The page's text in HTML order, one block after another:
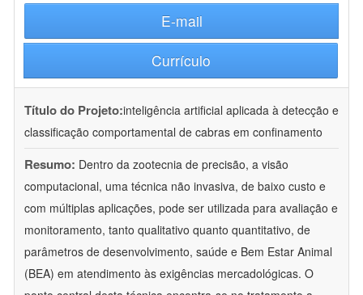
E-mail
Currículo
Título do Projeto:inteligência artificial aplicada à detecção e
classificação comportamental de cabras em confinamento
Resumo: Dentro da zootecnia de precisão, a visão
computacional, uma técnica não invasiva, de baixo custo e
com múltiplas aplicações, pode ser utilizada para avaliação e
monitoramento, tanto qualitativo quanto quantitativo, de
parâmetros de desenvolvimento, saúde e Bem Estar Animal
(BEA) em atendimento às exigências mercadológicas. O